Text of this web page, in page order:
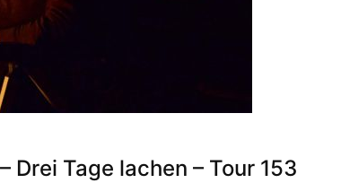
Drei Tage lachen – Tour 153